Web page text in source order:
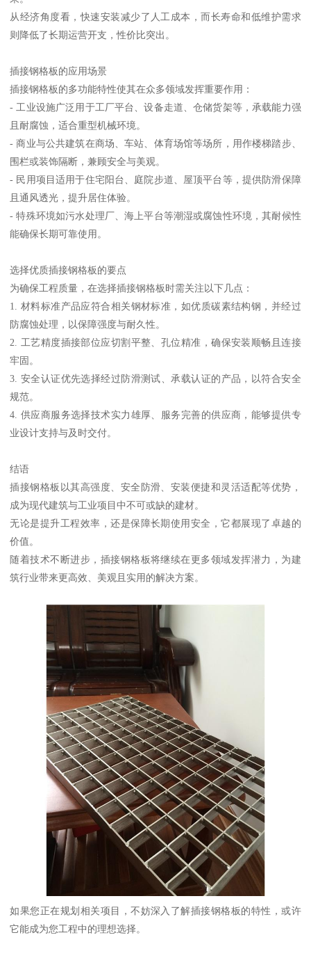
从经济角度看，快速安装减少了人工成本，而长寿命和低维护需求
则降低了长期运营开支，性价比突出。
插接钢格板的应用场景
插接钢格板的多功能特性使其在众多领域发挥重要作用：
- 工业设施广泛用于工厂平台、设备走道、仓储货架等，承载能力强
且耐腐蚀，适合重型机械环境。
- 商业与公共建筑在商场、车站、体育场馆等场所，用作楼梯踏步、
围栏或装饰隔断，兼顾安全与美观。
- 民用项目适用于住宅阳台、庭院步道、屋顶平台等，提供防滑保障
且通风透光，提升居住体验。
- 特殊环境如污水处理厂、海上平台等潮湿或腐蚀性环境，其耐候性
能确保长期可靠使用。
选择优质插接钢格板的要点
为确保工程质量，在选择插接钢格板时需关注以下几点：
1. 材料标准产品应符合相关钢材标准，如优质碳素结构钢，并经过
防腐蚀处理，以保障强度与耐久性。
2. 工艺精度插接部位应切割平整、孔位精准，确保安装顺畅且连接
牢固。
3. 安全认证优先选择经过防滑测试、承载认证的产品，以符合安全
规范。
4. 供应商服务选择技术实力雄厚、服务完善的供应商，能够提供专
业设计支持与及时交付。
结语
插接钢格板以其高强度、安全防滑、安装便捷和灵活适配等优势，
成为现代建筑与工业项目中不可或缺的建材。
无论是提升工程效率，还是保障长期使用安全，它都展现了卓越的
价值。
随着技术不断进步，插接钢格板将继续在更多领域发挥潜力，为建
筑行业带来更高效、美观且实用的解决方案。
如果您正在规划相关项目，不妨深入了解插接钢格板的特性，或许
它能成为您工程中的理想选择。